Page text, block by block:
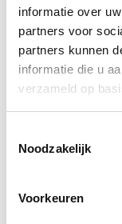
informatie over
partners voor
partners kunnen
informatie die u
verzameld op
Noodzakelijk
Voorkeuren
GRK
€199,99